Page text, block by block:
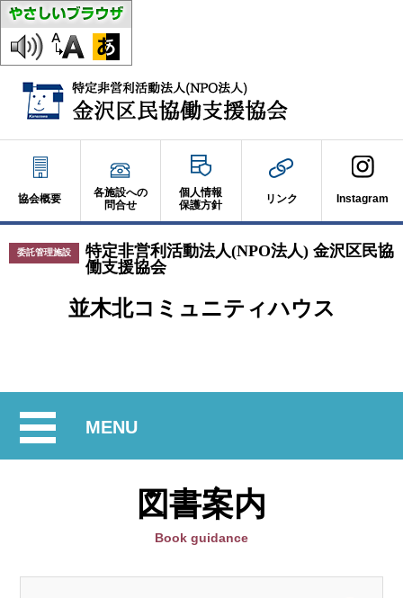
協会概要
各施設への
問合せ
個人情報
保護方針
リンク Instagram
特定非営利活動法人(NPO法人) 金沢区民協
働支援協会
委託管理施設
並木北コミュニティハウス
MENU開
閉
図書案内
Book guidance